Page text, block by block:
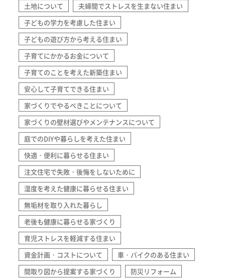
土地について
夫婦間でストレスを生まない住まい
子どもの学力を考慮した住まい
子どもの遊び方から考える住まい
子育てにかかるお金について
子育てのことを考えた新築住まい
安心して子育てできる住まい
家づくりでやるべきことについて
家づくりの壁材選びやメンテナンスについて
庭でのDIYや暮らしを考えた住まい
快適・便利に暮らせる住まい
注文住宅で失敗・後悔をしないために
湿度を考えた健康に暮らせる住まい
無垢材を取り入れた暮らし
老後も健康に暮らせる家づくり
育児ストレスを軽減する住まい
資金計画・コストについて
車・バイクのある住まい
間取り図から提案する家づくり
防災リフォーム